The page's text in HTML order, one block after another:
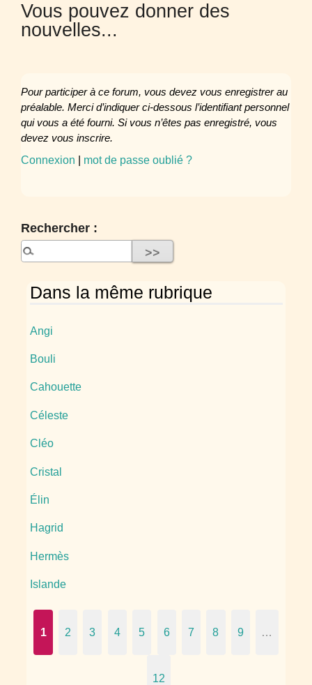
Vous pouvez donner des
nouvelles...
Pour participer à ce forum, vous devez vous enregistrer au
préalable. Merci d’indiquer ci-dessous l’identifiant personnel
qui vous a été fourni. Si vous n’êtes pas enregistré, vous
devez vous inscrire.
Connexion | mot de passe oublié ?
Rechercher :
Dans la même rubrique
Angi
Bouli
Cahouette
Céleste
Cléo
Cristal
Élin
Hagrid
Hermès
Islande
1 2 3 4 5 6 7 8 9 …
12